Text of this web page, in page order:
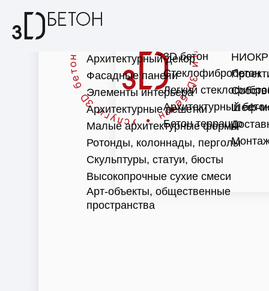
НИОКР
Шеф-
Архитектурный декор
Фасадные панели
Элементы интерьера
Архитектурные решетки
Малые архитектурные формы
Ротонды, колоннады, перголы
Скульптуры, статуи, бюсты
Высокопрочные сухие смеси
Арт-объекты, общественные
пространства
3D бетон
Стеклофибробетон
Легкий
Архитектурный
Бетон терраццо